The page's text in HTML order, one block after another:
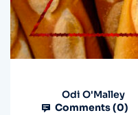
Odi O'Malley
Comments (0)